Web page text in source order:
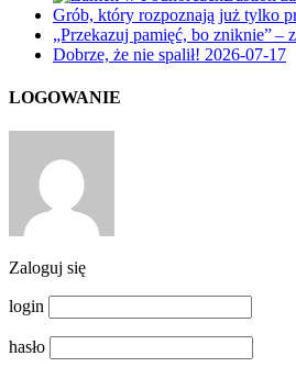
Grób, który rozpoznają już tylko
„Przekazuj pamięć, bo zniknie” –
Dobrze, że nie spalił! 2026-07-17
LOGOWANIE
Zaloguj się
login
hasło